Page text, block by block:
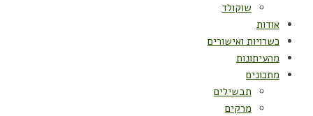
שוקולד
אודות
כשרויות ואישורים
מהעיתונות
מתכונים
תבשילים
מרקים